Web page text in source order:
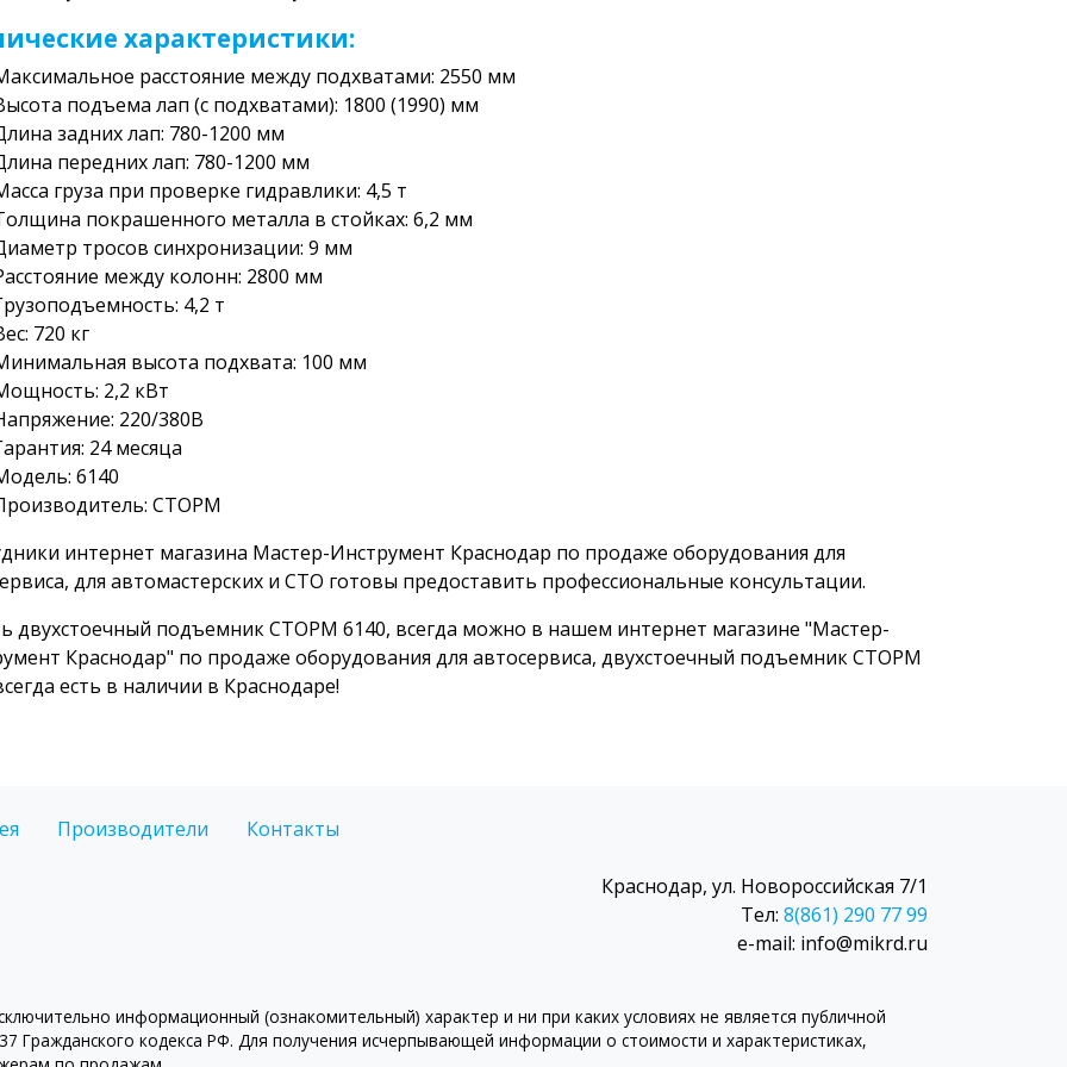
характеристики:
расстояние между подхватами: 2550 мм
подъема лап (с подхватами): 1800 (1990) мм
задних лап: 780-1200 мм
передних лап: 780-1200 мм
груза при проверке гидравлики: 4,5 т
покрашенного металла в стойках: 6,2 мм
тросов синхронизации: 9 мм
между колонн: 2800 мм
4,2 т
720 кг
высота подхвата: 100 мм
2,2 кВт
220/380В
24 месяца
6140
СТОРМ
интернет магазина Мастер-Инструмент Краснодар по продаже оборудования для
для автомастерских и СТО готовы предоставить профессиональные консультации.
двухстоечный подъемник СТОРМ 6140, всегда можно в нашем интернет магазине "Мастер-
Краснодар" по продаже оборудования для автосервиса, двухстоечный подъемник СТОРМ
есть в наличии в Краснодаре!
Производители Контакты
Краснодар, ул. Новороссийская 7/1
Тел: 8(861) 290 77 99
e-mail: info@mikrd.ru
информационный (ознакомительный) характер и ни при каких условиях не является публичной
кодекса РФ. Для получения исчерпывающей информации о стоимости и характеристиках,